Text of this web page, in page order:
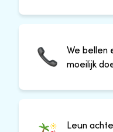
We bellen
moeilijk
Leun